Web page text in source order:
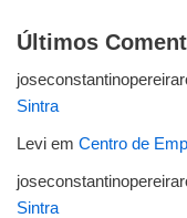
Últimos
Sintra
Levi em Centro de
Sintra